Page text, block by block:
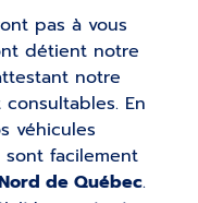
pas à vous
détient notre
notre
En
véhicules
facilement
de Québec.